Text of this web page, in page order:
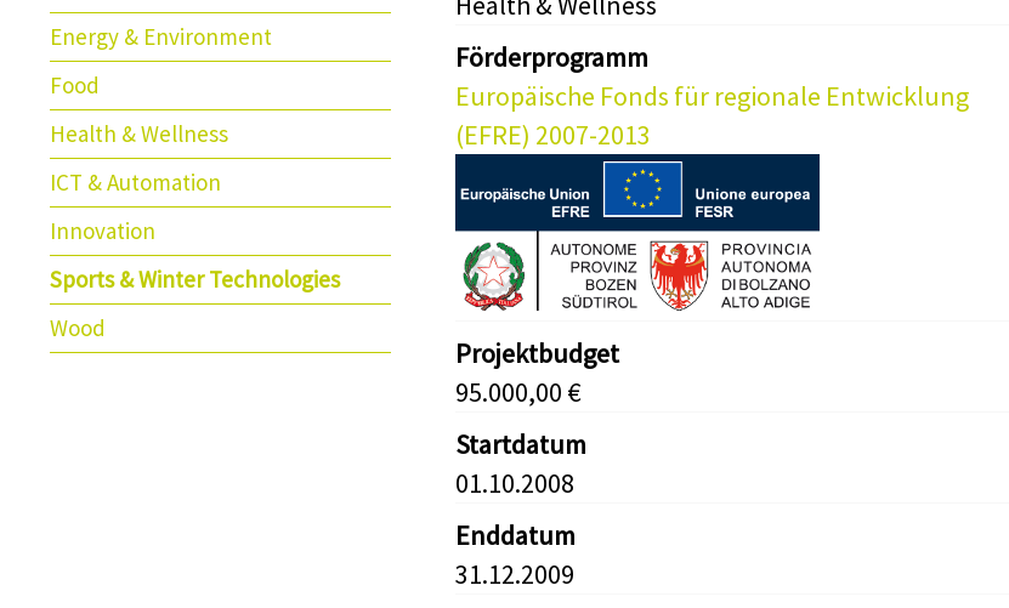
Energy & Environment
Food
Health & Wellness
ICT & Automation
Innovation
Sports & Winter Technologies
Wood
Förderprogramm
Europäische Fonds für regionale Entwicklung
(EFRE) 2007-2013
Projektbudget
95.000,00 €
Startdatum
01.10.2008
Enddatum
31.12.2009